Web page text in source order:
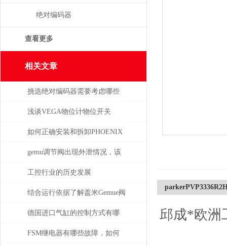
绝对编码器
查看更多
相关文章
挑选绝对编码器需要考虑哪些
问题
浅谈VEGA物位计物位开关
如何正确安装和拆卸PHOENIX
菲尼克斯连接器？
gemu调节阀出现外泄情况，该
如何处理
工控行业的历史发展
结合运行依据了解盖米Gemue阀
门
德国进口气缸的控制方式有哪
些？
FSM继电器有哪些故障，如何
邱成*欧洲